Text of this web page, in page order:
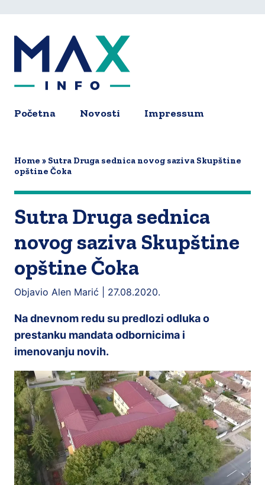
to
content
Početna Novosti Impressum
Home
Sutra Druga sednica novog saziva Skupštine
opštine Čoka
Sutra Druga sednica
novog saziva Skupštine
opštine Čoka
Objavio Alen Marić | 27.08.2020.
Na dnevnom redu su predlozi odluka o
prestanku mandata odbornicima i
imenovanju novih.